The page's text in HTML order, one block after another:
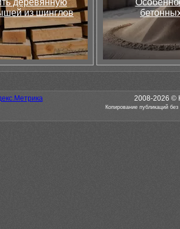
деревянную
из шинглов
2008-2026 ©
Копирование публикаций